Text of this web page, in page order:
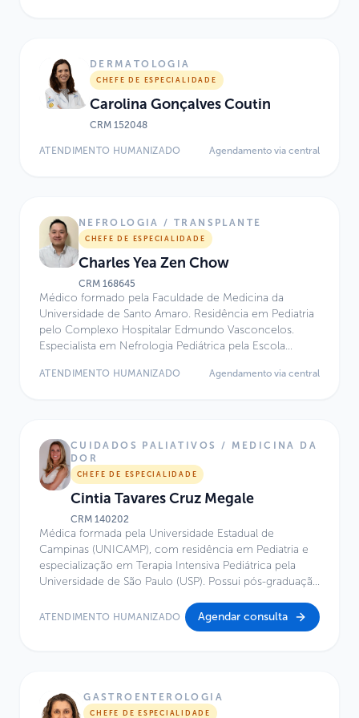
Infantil e no Hospital Israelita Albert Einstein, além de
colaborar com o Centro de Medicina Diagnóstica
Fleury e com o Laboratório de Neurodiagnóstico
Spinafrança. Possui ampla experiência em neurologia
infantil, neurodiagnóstico e assistência médica
DERMATOLOGIA
CHEFE DE ESPECIALIDADE
Carolina Gonçalves Coutin
CRM 152048
ATENDIMENTO HUMANIZADO Agendamento via central
NEFROLOGIA / TRANSPLANTE
CHEFE DE ESPECIALIDADE
Charles Yea Zen Chow
CRM 168645
Médico formado pela Faculdade de Medicina da
Universidade de Santo Amaro. Residência em Pediatria
pelo Complexo Hospitalar Edmundo Vasconcelos.
Especialista em Nefrologia Pediátrica pela Escola
Transplante Renal Pediátrico. Possui título de Mestre em
ATENDIMENTO HUMANIZADO Agendamento via central
CUIDADOS PALIATIVOS / MEDICINA DA
DOR
CHEFE DE ESPECIALIDADE
Cintia Tavares Cruz Megale
CRM 140202
Médica formada pela Universidade Estadual de
Campinas (UNICAMP), com residência em Pediatria e
especialização em Terapia Intensiva Pediátrica pela
Universidade de São Paulo (USP). Possui pós-graduação
Faculdade Sírio-Libanês, além de formação em
Avaliação e Tratamento da Dor pelo Hospital das
(RQE 562621). Atua no Hospital Infantil Sabará desde
2012, com experiência de mais de uma década em
ATENDIMENTO HUMANIZADO Agendar consulta
GASTROENTEROLOGIA
CHEFE DE ESPECIALIDADE